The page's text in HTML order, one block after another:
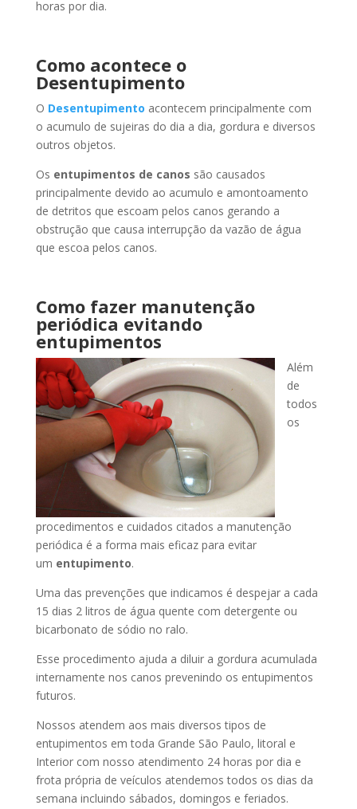
horas por dia.
Como acontece o
Desentupimento
O Desentupimento acontecem principalmente com
o acumulo de sujeiras do dia a dia, gordura e diversos
outros objetos.
Os entupimentos de canos são causados
principalmente devido ao acumulo e amontoamento
de detritos que escoam pelos canos gerando a
obstrução que causa interrupção da vazão de água
que escoa pelos canos.
Como fazer manutenção
periódica evitando
entupimentos
Além
de
todos
os
procedimentos e cuidados citados a manutenção
periódica é a forma mais eficaz para evitar
um entupimento.
Uma das prevenções que indicamos é despejar a cada
15 dias 2 litros de água quente com detergente ou
bicarbonato de sódio no ralo.
Esse procedimento ajuda a diluir a gordura acumulada
internamente nos canos prevenindo os entupimentos
futuros.
Nossos atendem aos mais diversos tipos de
entupimentos em toda Grande São Paulo, litoral e
Interior com nosso atendimento 24 horas por dia e
frota própria de veículos atendemos todos os dias da
semana incluindo sábados, domingos e feriados.